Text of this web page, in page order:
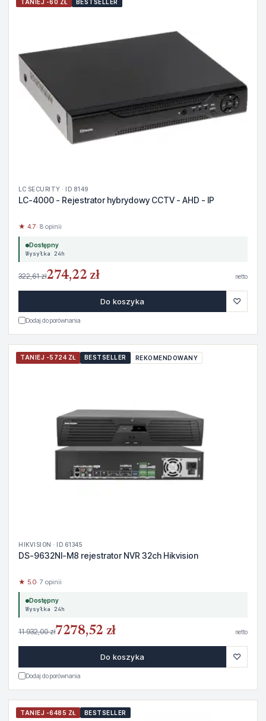
TANIEJ -60 ZŁ BESTSELLER
LC SECURITY · ID 8149
LC-4000 - Rejestrator hybrydowy CCTV - AHD - IP
★ 4.7· 8 opinii
Dostępny
Wysyłka 24h
322,61 zł274,22 zł netto
Do koszyka ♡
Dodaj do porównania
TANIEJ -5724 ZŁ BESTSELLER REKOMENDOWANY
HIKVISION · ID 61345
DS-9632NI-M8 rejestrator NVR 32ch Hikvision
★ 5.0· 7 opinii
Dostępny
Wysyłka 24h
11 932,00 zł7278,52 zł netto
Do koszyka ♡
Dodaj do porównania
TANIEJ -6485 ZŁ BESTSELLER